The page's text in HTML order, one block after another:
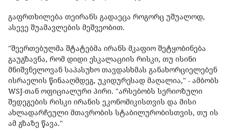
გაფრთხილება თეირანს გადაეცა როგორც უშუალოდ,
ასევე შუამავლების მეშვეობით.
"შეერთებულმა შტატებმა ირანს მკაფიო შეტყობინება
გაუგზავნა, რომ დიდი ესკალაციის რისკი, თუ ისინი
მნიშვნელოვან საპასუხო თავდასხმას განახორციელებენ
ისრაელის წინააღმდეგ, უკიდურესად მაღალია," - ამბობს
WSJ-თან ოფიციალური პირი. "არსებობს სერიოზული
შედეგების რისკი ირანის ეკონომიკისთვის და მისი
ახლადარჩეული მთავრობის სტაბილურობისთვის, თუ ის
ამ გზაზე წავა."